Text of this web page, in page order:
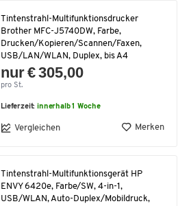
Tintenstrahl-Multifunktionsdrucker
Brother MFC-J5740DW, Farbe,
Drucken/Kopieren/Scannen/Faxen,
USB/LAN/WLAN, Duplex, bis A4
nur € 305,00
pro St.
Lieferzeit:innerhalb 1 Woche
Vergleichen Merken
Tintenstrahl-Multifunktionsgerät HP
ENVY 6420e, Farbe/SW, 4-in-1,
USB/WLAN, Auto-Duplex/Mobildruck,